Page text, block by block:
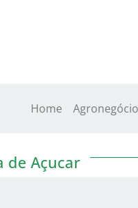
Home Agronegócio
de Açucar